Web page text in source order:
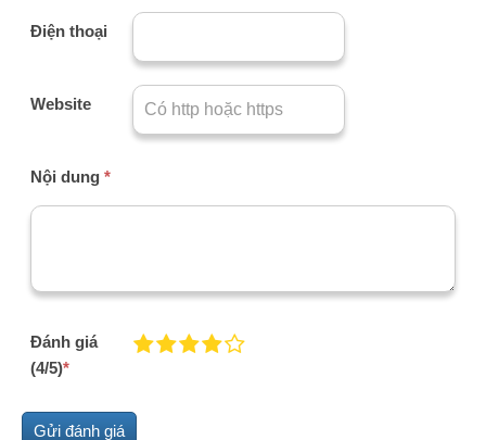
Điện thoại
Website
Nội dung *
Đánh giá
(4/5)*